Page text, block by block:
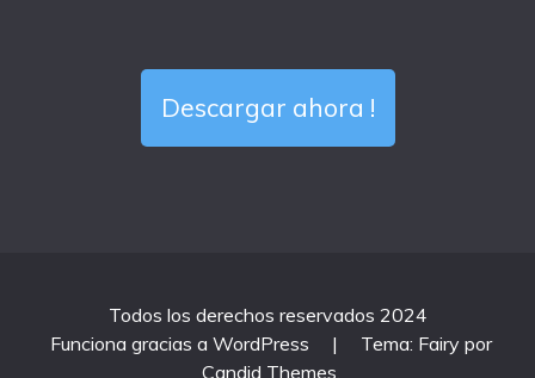
Descargar ahora !
Todos los derechos reservados 2024
Funciona gracias a WordPress
|
Tema: Fairy por
Candid Themes